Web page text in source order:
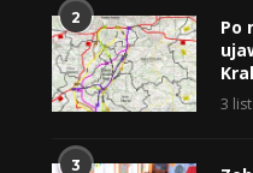
2
Po
3
3